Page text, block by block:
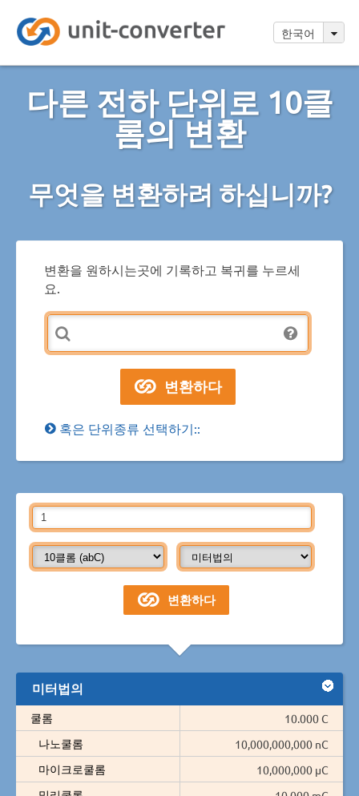
한국어
다른 전하 단위로 10클
롬의 변환
무엇을 변환하려 하십니까?
변환을 원하시는곳에 기록하고 복귀를 누르세
요.
혹은 단위종류 선택하기::
미터법의
쿨롬
10.000 C
나노쿨롬
10,000,000,000 nC
마이크로쿨롬
10,000,000 µC